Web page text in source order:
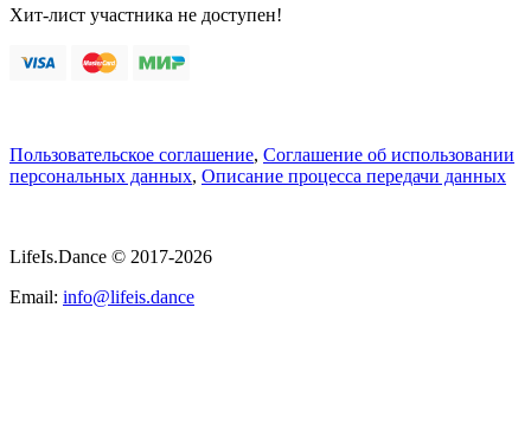
Хит-лист участника не доступен!
Пользовательское соглашение, Соглашение об использовании
персональных данных, Описание процесса передачи данных
LifeIs.Dance © 2017-2026
Email: info@lifeis.dance